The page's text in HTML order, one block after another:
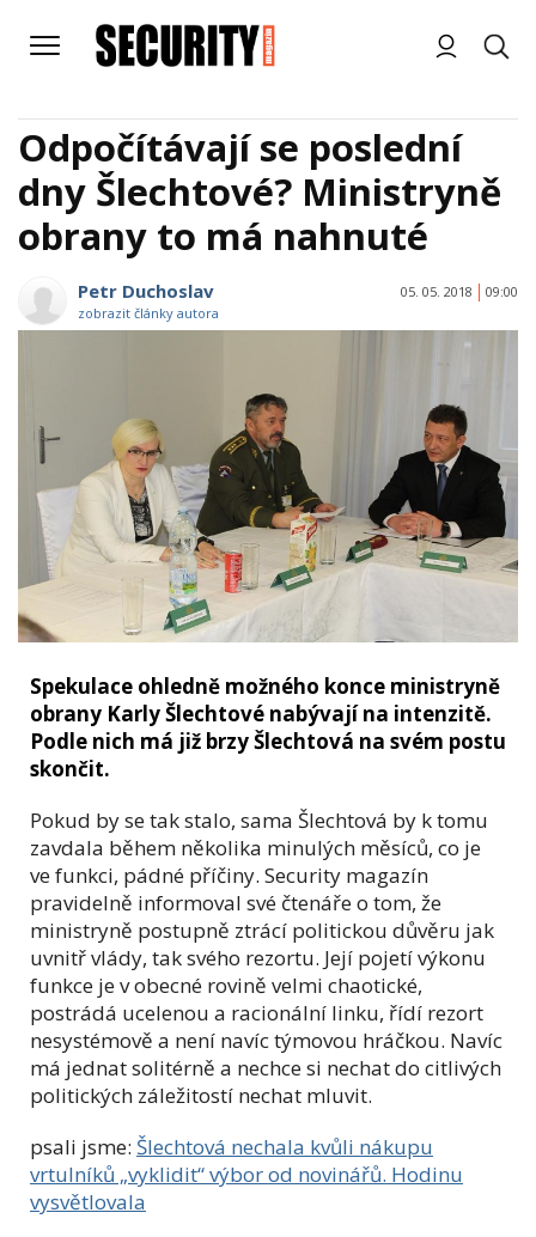
Odpočítávají se poslední
dny Šlechtové? Ministryně
obrany to má nahnuté
Petr Duchoslav
zobrazit články autora
05. 05. 2018 09:00
Spekulace ohledně možného konce ministryně
obrany Karly Šlechtové nabývají na intenzitě.
Podle nich má již brzy Šlechtová na svém postu
skončit.
Pokud by se tak stalo, sama Šlechtová by k tomu
zavdala během několika minulých měsíců, co je
ve funkci, pádné příčiny. Security magazín
pravidelně informoval své čtenáře o tom, že
ministryně postupně ztrácí politickou důvěru jak
uvnitř vlády, tak svého rezortu. Její pojetí výkonu
funkce je v obecné rovině velmi chaotické,
postrádá ucelenou a racionální linku, řídí rezort
nesystémově a není navíc týmovou hráčkou. Navíc
má jednat solitérně a nechce si nechat do citlivých
politických záležitostí nechat mluvit.
psali jsme: Šlechtová nechala kvůli nákupu
vrtulníků „vyklidit“ výbor od novinářů. Hodinu
vysvětlovala